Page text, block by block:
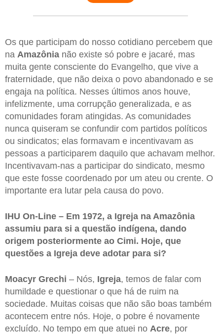
Os que participam do nosso cotidiano percebem que
na Amazônia não existe só pobre e jacaré, mas
muita gente consciente do Evangelho, que vive a
fraternidade, que não deixa o povo abandonado e se
engaja na política. Nesses últimos anos houve,
infelizmente, uma corrupção generalizada, e as
comunidades foram atingidas. As comunidades
nunca quiseram se confundir com partidos políticos
ou sindicatos; elas formavam e incentivavam as
pessoas a participarem daquilo que achavam melhor.
Incentivavam-nas a participar do sindicato, mesmo
que este fosse coordenado por um ateu ou crente. O
importante era lutar pela causa do povo.
IHU On-Line – Em 1972, a Igreja na Amazônia
assumiu para si a questão indígena, dando
origem posteriormente ao Cimi. Hoje, que
questões a Igreja deve adotar para si?
Moacyr Grechi – Nós, Igreja, temos de falar com
humildade e questionar o que há de ruim na
sociedade. Muitas coisas que não são boas também
acontecem entre nós. Hoje, o pobre é novamente
excluído. No tempo em que atuei no Acre, por